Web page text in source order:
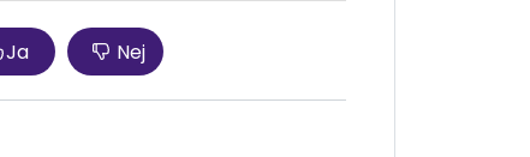
Ja Nej